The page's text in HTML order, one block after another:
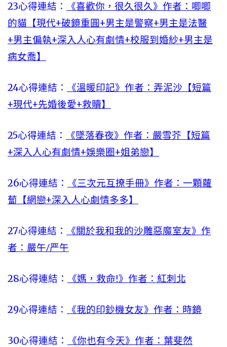
23心得連結：
《喜歡你，很久很久》作者：唧唧
的貓【現代+破鏡重圓+男主是警察+男主是法醫
+男主偏執+深入人心有劇情+校服到婚紗+男主是
病女喬】
24心得連結：
《溫暖印記》作者：弄泥沙【短篇
+現代+先婚後愛+救贖】
25心得連結：
《墜落春夜》作者：嚴雪芥【短篇
+深入人心有劇情+娛樂圈+姐弟戀】
26心得連結：
《三次元互撩手冊》作者：一顆蘿
蔔【網戀+深入人心劇情多多】
27心得連結：
《關於我和我的沙雕惡魔室友》作
者：嚴午/严午
28心得連結： 《媽，救命!》作者：紅刺北
29心得連結： 《我的印鈔機女友》作者：時鏡
30心得連結： 《你也有今天》作者：葉斐然